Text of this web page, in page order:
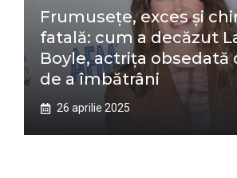
Frumusețe, exces și
fatală: cum a decăzut
Boyle, actrița obsedată
de a îmbătrâni
26 aprilie 2025